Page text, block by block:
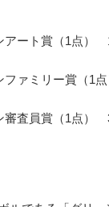
アート賞（1点）
ファミリー賞（1
審査員賞（1点）